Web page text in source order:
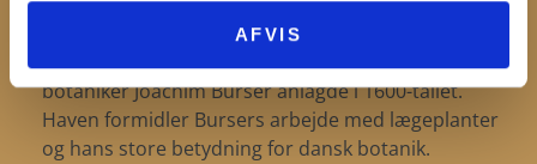
AFVIS
Apotekerhaven er en historisk have, der genskaber
en del af den botaniske have, som læge og
botaniker Joachim Burser anlagde i 1600-tallet.
Haven formidler Bursers arbejde med lægeplanter
og hans store betydning for dansk botanik.